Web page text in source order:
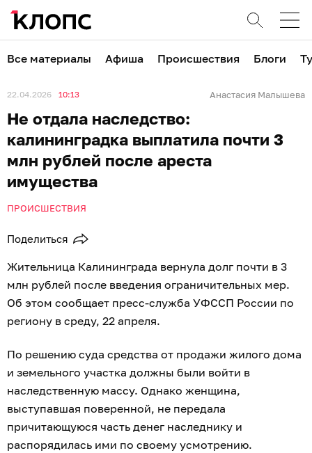
Все материалы Афиша Происшествия Блоги
22.04.2026 10:13 Анастасия Малышева
Не отдала наследство:
калининградка выплатила почти 3
млн рублей после ареста
имущества
ПРОИСШЕСТВИЯ
Поделиться
Жительница Калининграда вернула долг почти в 3
млн рублей после введения ограничительных мер.
Об этом сообщает пресс-служба УФССП России по
региону в среду, 22 апреля.
По решению суда средства от продажи жилого дома
и земельного участка должны были войти в
наследственную массу. Однако женщина,
выступавшая поверенной, не передала
причитающуюся часть денег наследнику и
распорядилась ими по своему усмотрению.